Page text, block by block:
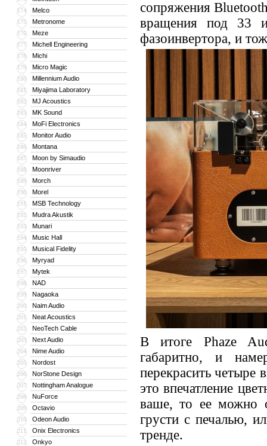
174 Melco
175 Metronome
176 Meze
177 Michell Engineering
178 Michi
179 Micro Magic
180 Millennium Audio
181 Miyajima Laboratory
182 MJ Acoustics
183 MK Sound
184 MoFi Electronics
185 Monitor Audio
186 Montana
187 Moon by Simaudio
188 Moonriver
189 Morch
190 Morel
191 MSB Technology
192 Mudra Akustik
193 Munari
194 Music Hall
195 Musical Fidelity
196 Myryad
197 Mytek
198 NAD
199 Nagaoka
200 Naim Audio
201 Neat Acoustics
202 NeoTech Cable
203 Next Audio
204 Nime Audio
205 Nordost
206 NorStone Design
207 Nottingham Analogue
208 NuForce
209 Octavio
210 Odeon Audio
211 Onix Electronics
212 Onkyo
сопряжения
вращения под 33
фазоинвертора, и
В итоге Phaze
габаритно, и
перекрасить четыре
это впечатление
ваше, то ее можно
грусти с печалью,
тренде.